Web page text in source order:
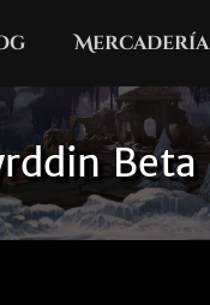
Mercadería
Beta